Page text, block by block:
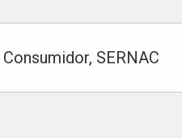
SERNAC